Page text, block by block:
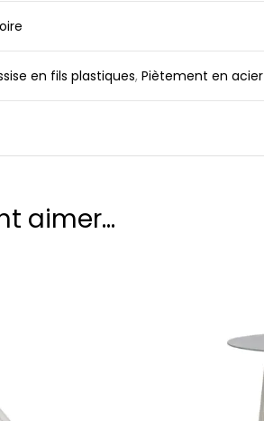
en fils plastiques, Piètement en acier
aimer…